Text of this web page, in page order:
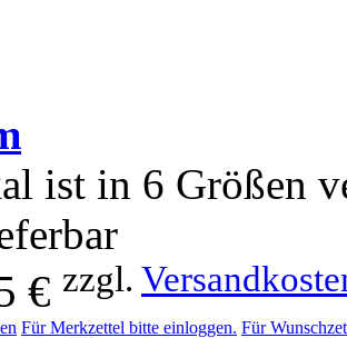
ist in 6 Größen
€ zzgl.
Für Merkzettel bitte einloggen. Für